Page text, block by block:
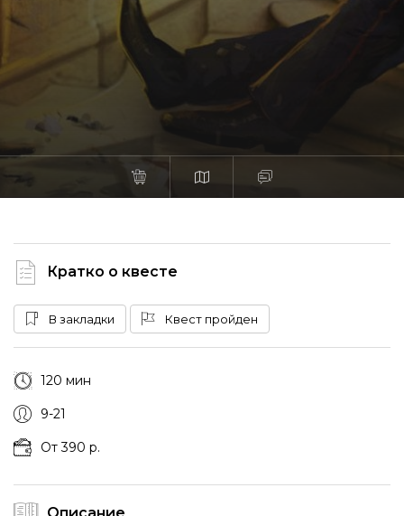
Кратко о квесте
В закладки Квест пройден
120 мин
9-21
От 390 р.